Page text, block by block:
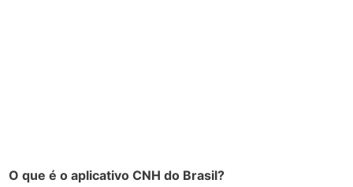
O que é o aplicativo CNH do Brasil?